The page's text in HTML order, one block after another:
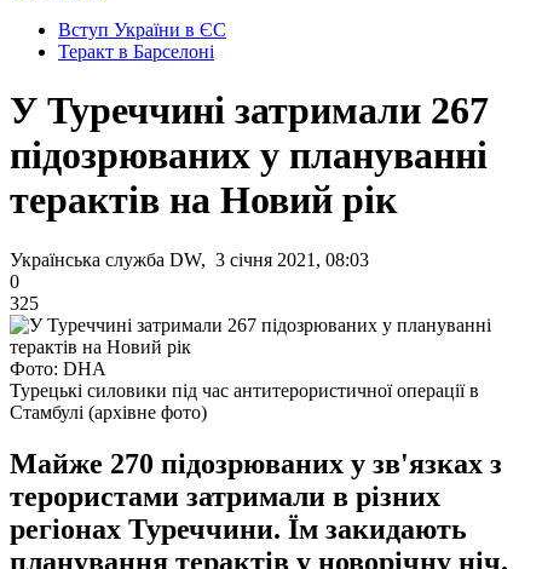
Вступ України в ЄС
Теракт в Барселоні
У Туреччині затримали 267
підозрюваних у плануванні
терактів на Новий рік
Українська служба DW, 3 січня 2021, 08:03
0
325
Фото: DHA
Турецькі силовики під час антитерористичної операції в
Стамбулі (архівне фото)
Майже 270 підозрюваних у зв'язках з
терористами затримали в різних
регіонах Туреччини. Їм закидають
планування терактів у новорічну ніч.